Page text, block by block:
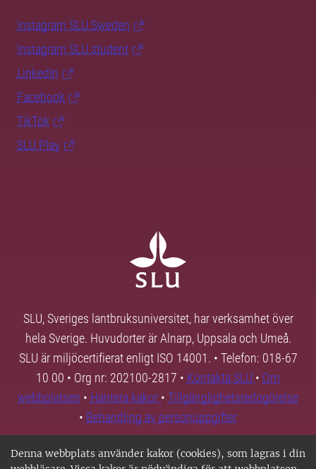
Denna webbplats använder kakor (cookies), som lagras i din
Instagram SLU.Sweden
Instagram SLU.student
LinkedIn
Facebook
TikTok
SLU Play
SLU, Sveriges lantbruksuniversitet, har verksamhet över
hela Sverige. Huvudorter är Alnarp, Uppsala och Umeå.
SLU är miljöcertifierat enligt ISO 14001. • Telefon: 018-67
10 00 • Org nr: 202100-2817 • Kontakta SLU • Om
webbplatsen • Hantera kakor • Tillgänglighetsredogörelse
• Behandling av personuppgifter